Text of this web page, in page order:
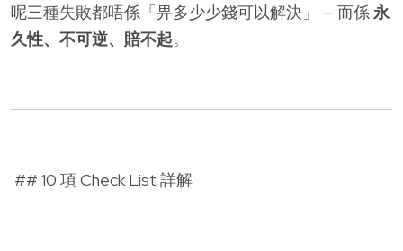
呢三種失敗都唔係「畀多少少錢可以解決」 — 而係 永
久性、不可逆、賠不起。
## 10 項 Check List 詳解